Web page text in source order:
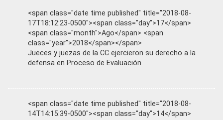
<span class="date time published" title="2018-08-
17T18:12:23-0500"><span class="day">17</span>
<span class="month">Ago</span> <span
class="year">2018</span></span>
Jueces y juezas de la CC ejercieron su derecho a la
defensa en Proceso de Evaluación
<span class="date time published" title="2018-08-
14T14:15:39-0500"><span class="day">14</span>